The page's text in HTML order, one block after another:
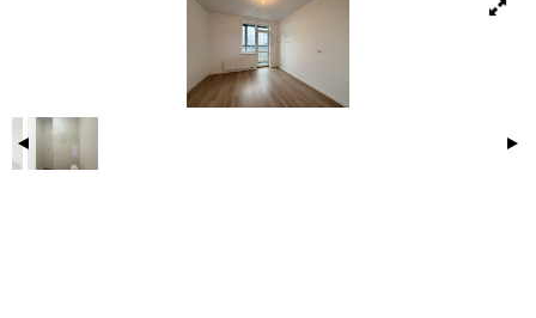
Квартира с ремонтом от застройщика, видовая.
Документы готовы к сделке: — 1 взрослый
собственник — без обременений — быстрый выход
ID объекта в нашей базе: 15345